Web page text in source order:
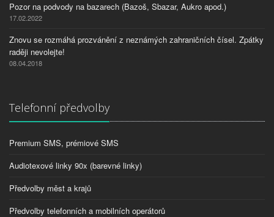
Pozor na podvody na bazarech (Bazoš, Sbazar, Aukro apod.)
17.02.2022
Znovu se rozmáhá prozvánění z neznámých zahraničních čísel. Zpátky
raději nevolejte!
08.04.2018
Telefonní předvolby
Premium SMS, prémiové SMS
Audiotexové linky 90x (barevné linky)
Předvolby měst a krajů
Předvolby telefonních a mobilních operátorů